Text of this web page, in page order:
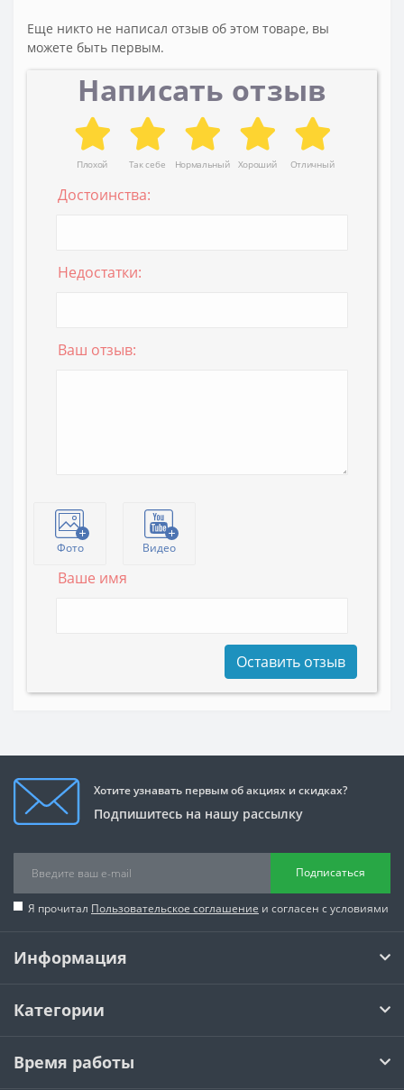
Еще никто не написал отзыв об этом товаре, вы
можете быть первым.
Написать отзыв
Плохой Так себе Нормальный Хороший Отличный
Достоинства:
Недостатки:
Ваш отзыв:
Фото Видео
Ваше имя
Оставить отзыв
Хотите узнавать первым об акциях и скидках?
Подпишитесь на нашу рассылку
Подписаться
Я прочитал Пользовательское соглашение и согласен с условиями
Информация
Категории
Время работы